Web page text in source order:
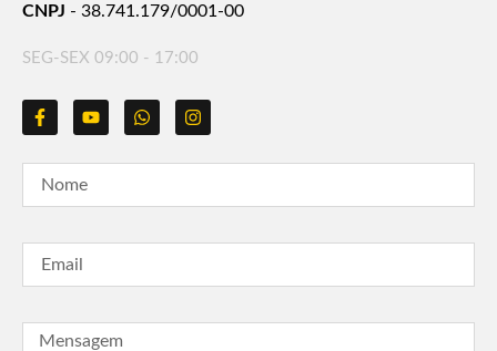
CNPJ - 38.741.179/0001-00
SEG-SEX 09:00 - 17:00